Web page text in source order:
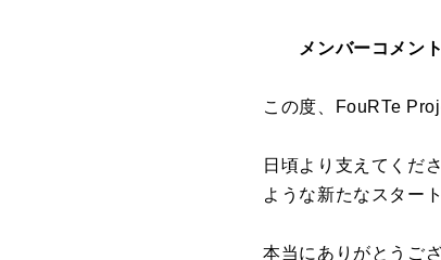
メンバーコメント
この度、FouRTe
日頃より支えてくだ
ような新たなスター
本当にありがとうご